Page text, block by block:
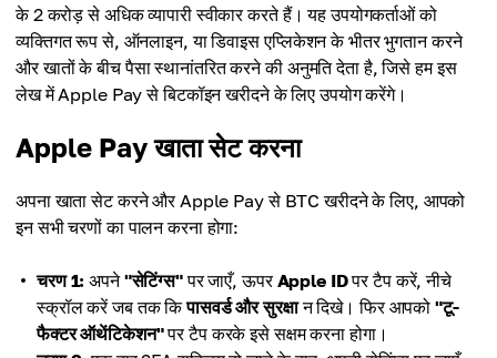
के 2 करोड़ से अधिक व्यापारी स्वीकार करते हैं। यह उपयोगकर्ताओं को
व्यक्तिगत रूप से, ऑनलाइन, या डिवाइस एप्लिकेशन के भीतर भुगतान करने
और खातों के बीच पैसा स्थानांतरित करने की अनुमति देता है, जिसे हम इस
लेख में Apple Pay से बिटकॉइन खरीदने के लिए उपयोग करेंगे।
Apple Pay खाता सेट करना
अपना खाता सेट करने और Apple Pay से BTC खरीदने के लिए, आपको
इन सभी चरणों का पालन करना होगा:
चरण 1: अपने"सेटिंग्स"पर जाएँ, ऊपरApple IDपर टैप करें, नीचे
स्क्रॉल करें जब तक किपासवर्ड और सुरक्षान दिखे। फिर आपको"टू-
फैक्टर ऑथेंटिकेशन"पर टैप करके इसे सक्षम करना होगा।